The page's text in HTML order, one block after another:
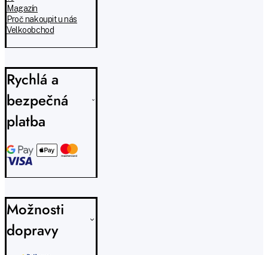
Magazín
Proč nakoupit u nás
Velkoobchod
Rychlá a
bezpečná
platba
Možnosti
dopravy